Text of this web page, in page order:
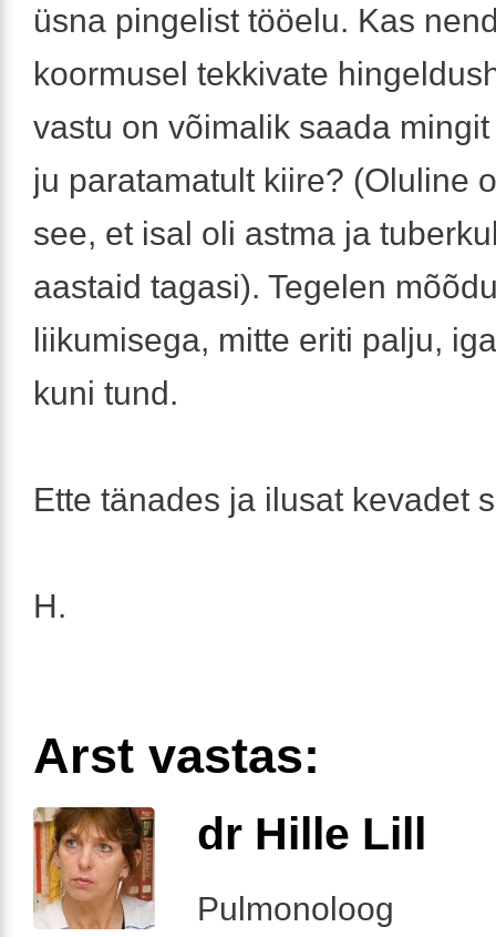
üsna pingelist tööelu. Kas
koormusel tekkivate
vastu on võimalik saada
ju paratamatult kiire? (Oluline
see, et isal oli astma ja
aastaid tagasi). Tegelen
liikumisega, mitte eriti palju,
kuni tund.
Ette tänades ja ilusat kevadet
H.
Arst vastas:
dr Hille Lill
Pulmonoloog